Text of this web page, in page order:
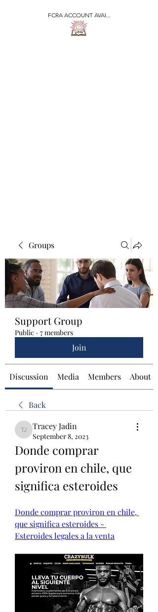
FCRA ACCOUNT AVAI...
Groups
Support Group
Public · 7 members
Join
Discussion Media Members About
Back
Tracey Jadin
Tracey Jadin
September 8, 2023
Donde comprar
proviron en chile, que
significa esteroides
Donde comprar proviron en chile,
que significa esteroides -
Esteroides legales a la venta